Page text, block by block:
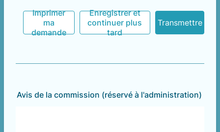
Imprimer
ma
demande
Enregistrer et
continuer plus
tard
Transmettre
Avis de la commission (réservé à l'administration)